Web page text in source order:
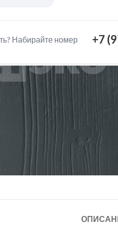
Набирайте номер +7